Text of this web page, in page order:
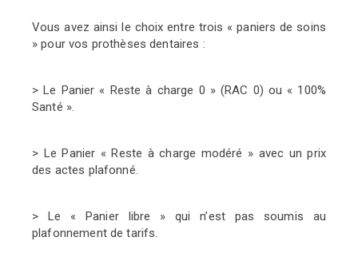
Vous avez ainsi le choix entre trois « paniers de soins
» pourvos prothèses dentaires :
> Le Panier « Reste à charge 0 » (RAC 0) ou « 100%
Santé ».
> Le Panier « Reste à charge modéré » avec un prix
des actes plafonné.
> Le « Panier libre » qui n’est pas soumis au
plafonnement de tarifs.